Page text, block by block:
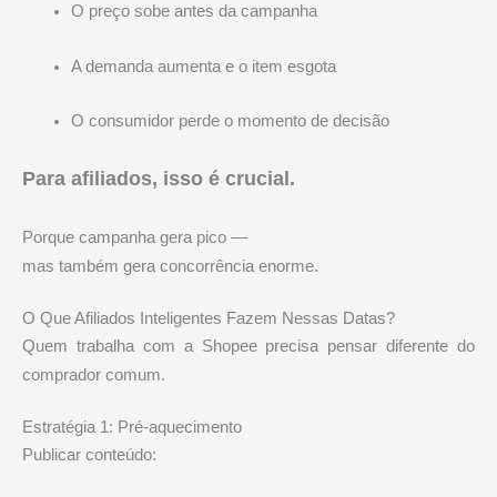
O preço sobe antes da campanha
A demanda aumenta e o item esgota
O consumidor perde o momento de decisão
Para afiliados, isso é crucial.
Porque campanha gera pico —
mas também gera concorrência enorme.
O Que Afiliados Inteligentes Fazem Nessas Datas?
Quem trabalha com a Shopeeprecisa pensar diferente do
comprador comum.
Estratégia 1: Pré-aquecimento
Publicar conteúdo: